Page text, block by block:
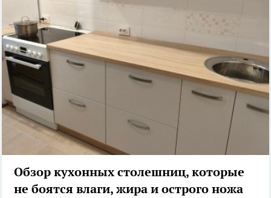
Обзор кухонных столешниц, которые
не боятся влаги, жира и острого ножа